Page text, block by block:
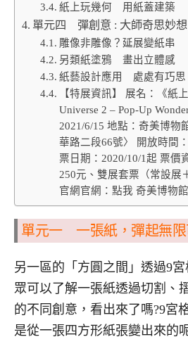
紙上玩幾何 用紙蓋建築
單元四 彈創意 : 大師奇思妙想
雕像非雕像？延展變紙串
另類紙塗鴉 畫出立體感
紙藝設計應用 處處有巧思
【特展資訊】 展名：《紙
Universe 2 – Pop-Up
2021/6/15 地點：奇美博物
華路二段66號〉 開放時間
票日期：2020/10/1起 票價
250元、雙展套票（常設展
官網官網：點我 奇美博物
單元一 一張紙，彈起無限
另一區的「方圓之間」透過9
眾可以了解一張紙透過切割、
的不同創意，看出來了嗎?9宮
是從一張四方形紙張變出來的